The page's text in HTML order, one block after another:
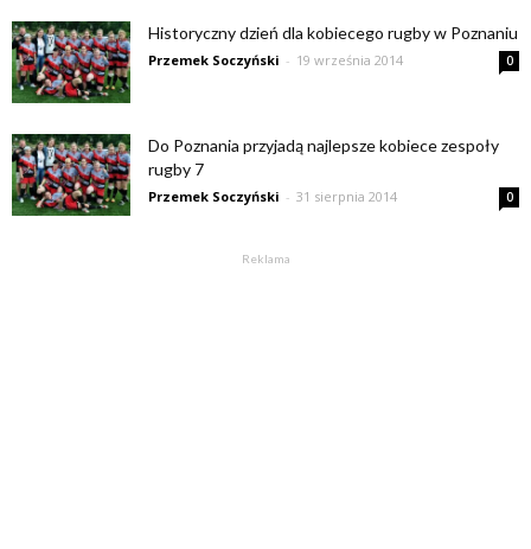
Historyczny dzień dla kobiecego rugby w Poznaniu
Przemek Soczyński - 19 września 2014 0
Do Poznania przyjadą najlepsze kobiece zespoły
rugby 7
Przemek Soczyński - 31 sierpnia 2014 0
Reklama